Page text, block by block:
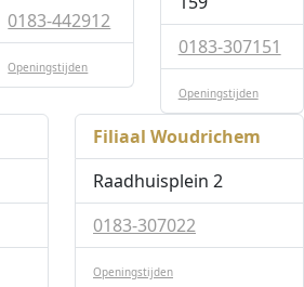
0183-442912
Openingstijden
0183-307151
Openingstijden
Filiaal Woudrichem
Raadhuisplein 2
0183-307022
Openingstijden